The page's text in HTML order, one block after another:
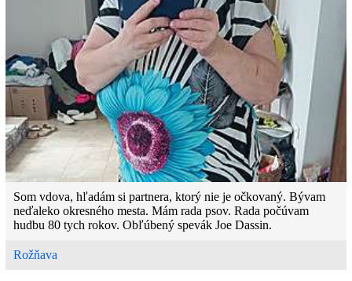
Som vdova, hľadám si partnera, ktorý nie je očkovaný. Bývam
neďaleko okresného mesta. Mám rada psov. Rada počúvam
hudbu 80 tych rokov. Obľúbený spevák Joe Dassin.
Rožňava